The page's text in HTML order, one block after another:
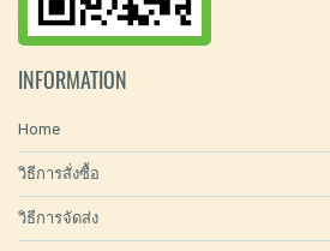
INFORMATION
Home
วิธีการสั่งซื้อ
วิธีการจัดส่ง